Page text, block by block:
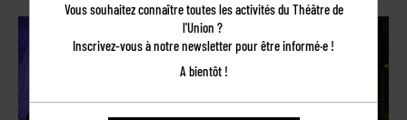
Vous souhaitez connaître toutes les activités du Théâtre de
l'Union ?
Inscrivez-vous à notre newsletter pour être informé·e !
A bientôt !